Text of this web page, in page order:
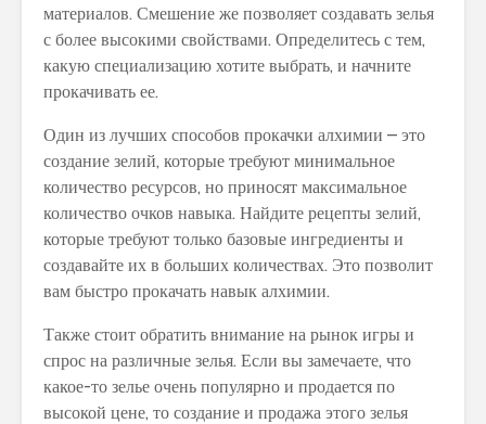
материалов. Смешение же позволяет создавать зелья
с более высокими свойствами. Определитесь с тем,
какую специализацию хотите выбрать, и начните
прокачивать ее.
Один из лучших способов прокачки алхимии – это
создание зелий, которые требуют минимальное
количество ресурсов, но приносят максимальное
количество очков навыка. Найдите рецепты зелий,
которые требуют только базовые ингредиенты и
создавайте их в больших количествах. Это позволит
вам быстро прокачать навык алхимии.
Также стоит обратить внимание на рынок игры и
спрос на различные зелья. Если вы замечаете, что
какое-то зелье очень популярно и продается по
высокой цене, то создание и продажа этого зелья